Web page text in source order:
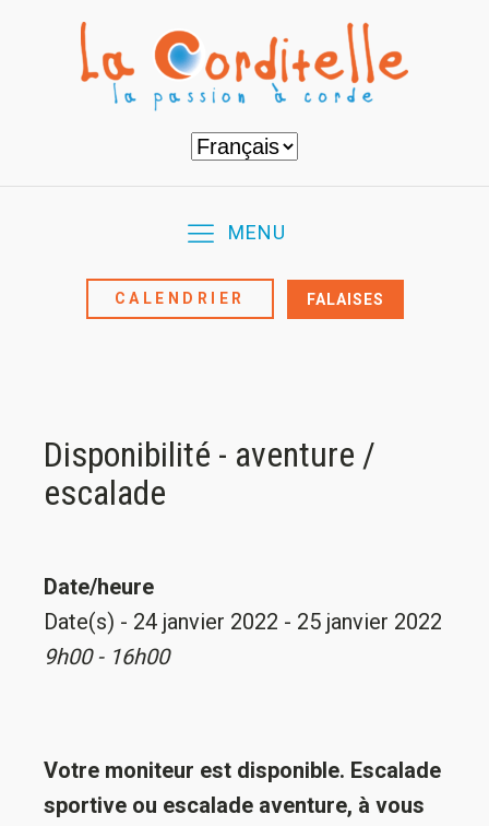
Choisir
une
MENU
CALENDRIER FALAISES
Disponibilité - aventure /
escalade
Date/heure
Date(s) - 24 janvier 2022 - 25 janvier 2022
9h00 - 16h00
Votre moniteur est disponible. Escalade
sportive ou escalade aventure, à vous